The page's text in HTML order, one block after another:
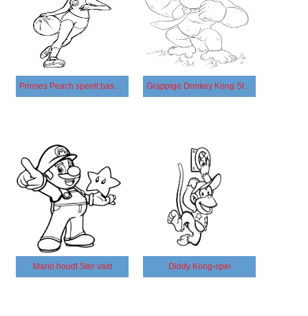
Prinses Peach speelt basketbal Grappige Donkey Kong Strong
Mario houdt Ster vast Diddy Kong-spel